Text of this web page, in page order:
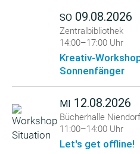
SO 09.08.2026
Zentralbibliothek
14:00–17:00 Uhr
Kreativ-
Sonnenfänger
MI 12.08.2026
Bücherhalle Niendorf
11:00–14:00 Uhr
Let's get offline!